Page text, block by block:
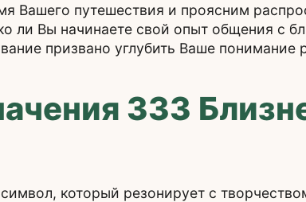
Вашего путешествия и проясним
ли Вы начинаете свой опыт общения с
призвано углубить Ваше
333
который резонирует с